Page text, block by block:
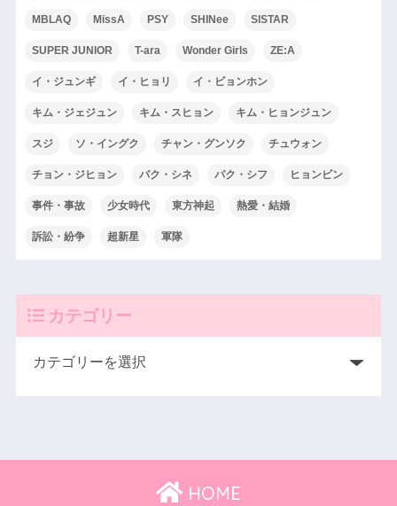
MBLAQ MissA PSY SHINee SISTAR
SUPER JUNIOR T-ara Wonder Girls ZE:A
イ・ジュンギ イ・ヒョリ イ・ビョンホン
キム・ジェジュン キム・スヒョン キム・ヒョンジュン
スジ ソ・イングク チャン・グンソク チュウォン
チョン・ジヒョン パク・シネ パク・シフ ヒョンビン
事件・事故 少女時代 東方神起 熱愛・結婚
訴訟・紛争 超新星 軍隊
カテゴリー
HOME